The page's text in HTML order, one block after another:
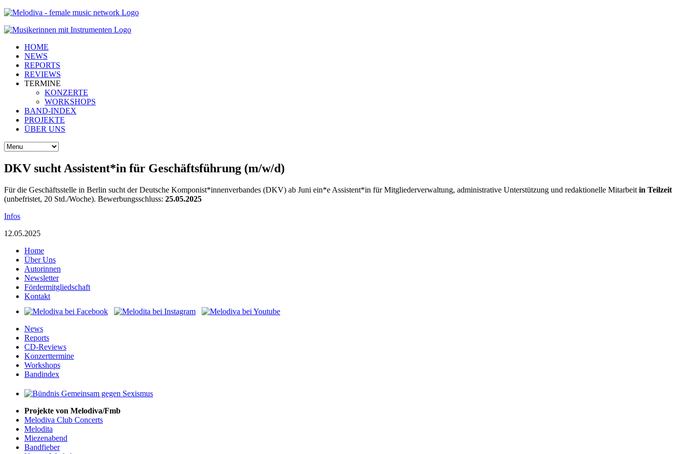
HOME
NEWS
REPORTS
REVIEWS
TERMINE
KONZERTE
WORKSHOPS
BAND-INDEX
PROJEKTE
ÜBER UNS
DKV sucht Assistent*in für Geschäftsführung (m/w/d)
Für die Geschäftsstelle in Berlin sucht der Deutsche Komponist*innenverbandes (DKV) ab Juni ein*e Assistent*in für Mitgliederverwaltung, administrative Unterstützung und redaktionelle Mitarbeit in Teilzeit
(unbefristet, 20 Std./Woche). Bewerbungsschluss: 25.05.2025
Infos
12.05.2025
Home
Über Uns
Autorinnen
Newsletter
Fördermitgliedschaft
Kontakt
News
Reports
CD-Reviews
Konzerttermine
Workshops
Bandindex
Projekte von Melodiva/Fmb
Melodiva Club Concerts
Melodita
Miezenabend
Bandfieber